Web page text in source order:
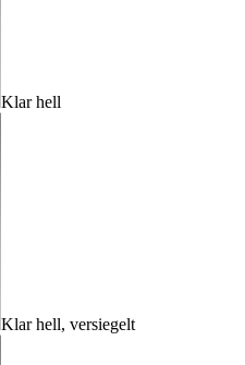
Klar hell
Klar hell, versiegelt